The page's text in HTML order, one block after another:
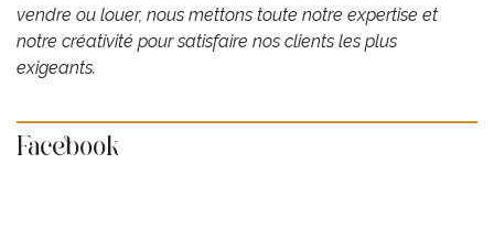
vendre ou louer, nous mettons toute notre expertise et
notre créativité pour satisfaire nos clients les plus
exigeants.
Facebook